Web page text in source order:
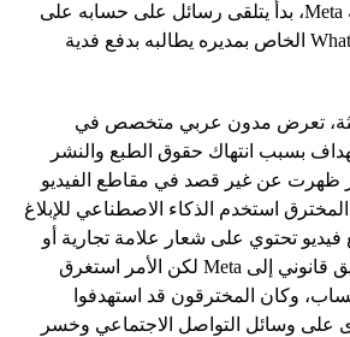
حسابه من قبل شركة Meta، بدأ يتلقى رسائل على حسابه على
Telegram ورقم WhatsApp الخاص بمديره يطالبه بدفع فدية
تعرض مدون عربي متخصص في
بسبب انتهاك حقوق الطبع والنشر
ظهرت عن غير قصد في مقاطع الفيديو
استخدم الذكاء الاصطناعي للإبلاغ
من 20 مقطع فيديو تحتوي على شعار علامة تجارية أو
إشارة إليها. وكتب فريق قانوني إلى Meta لكن الأمر استغرق
وكان المخترقون قد استهدفوا
على وسائل التواصل الاجتماعي وخسر